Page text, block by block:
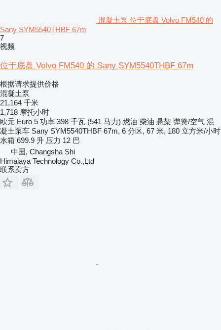
混凝土泵 位于底盘 Volvo FM540 的
Sany SYM5540THBF 67m
7
视频
位于底盘 Volvo FM540 的 Sany SYM5540THBF 67m
根据请求提供价格
混凝土泵
21,164 千米
1,718 摩托小时
欧元 Euro 5 功率 398 千瓦 (541 马力) 燃油 柴油 悬架 弹簧/空气 混
凝土泵车 Sany SYM5540THBF 67m, 6 分区, 67 米, 180 立方米/小时
水箱 699.9 升 压力 12 巴
中国, Changsha Shi
Himalaya Technology Co.,Ltd
联系卖方